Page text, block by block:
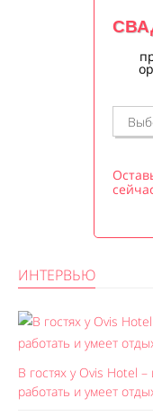
ИНТЕРВЬЮ
В гостях у Ovis Hotel
работать и умеет